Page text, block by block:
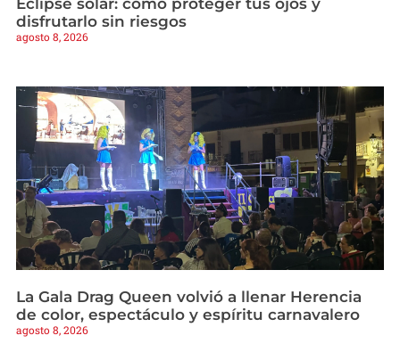
Eclipse solar: cómo proteger tus ojos y
disfrutarlo sin riesgos
agosto 8, 2026
La Gala Drag Queen volvió a llenar Herencia
de color, espectáculo y espíritu carnavalero
agosto 8, 2026